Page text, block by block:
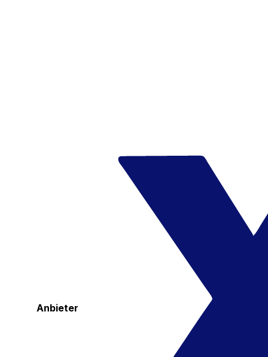
Anbieter